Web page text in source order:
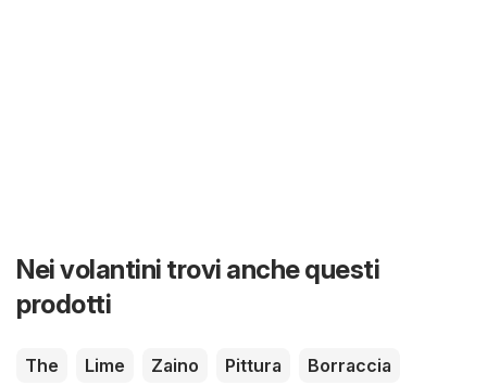
Nei volantini trovi anche questi
prodotti
The Lime Zaino Pittura
Borraccia